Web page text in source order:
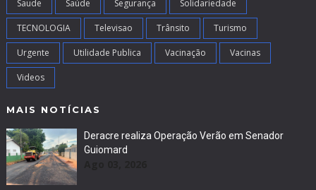
Saude Saúde Segurança Solidariedade
TECNOLOGIA Televisao Trânsito Turismo
Urgente Utilidade Publica Vacinação Vacinas
Videos
MAIS NOTÍCIAS
Deracre realiza Operação Verão em Senador
Guiomard